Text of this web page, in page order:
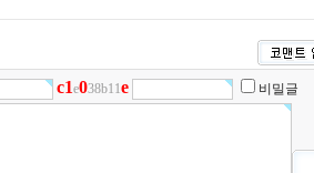
c1e038b11e 비밀글